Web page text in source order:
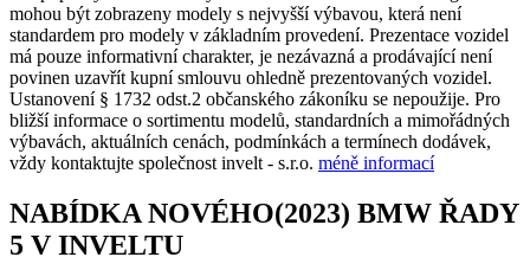
mohou být zobrazeny modely s nejvyšší výbavou, která není
standardem pro modely v základním provedení. Prezentace vozidel
má pouze informativní charakter, je nezávazná a prodávající není
povinen uzavřít kupní smlouvu ohledně prezentovaných vozidel.
Ustanovení § 1732 odst.2 občanského zákoníku se nepoužije. Pro
bližší informace o sortimentu modelů, standardních a mimořádných
výbavách, aktuálních cenách, podmínkách a termínech dodávek,
vždy kontaktujte společnost invelt - s.r.o. méně informací
NABÍDKA NOVÉHO(2023) BMW ŘADY
5 V INVELTU